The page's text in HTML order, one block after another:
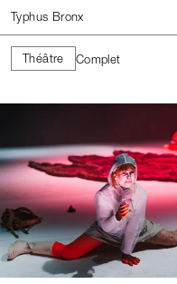
Typhus Bronx
Théâtre Complet